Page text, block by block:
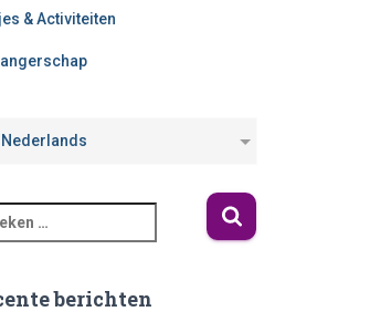
& Activiteiten
Nederlands
berichten